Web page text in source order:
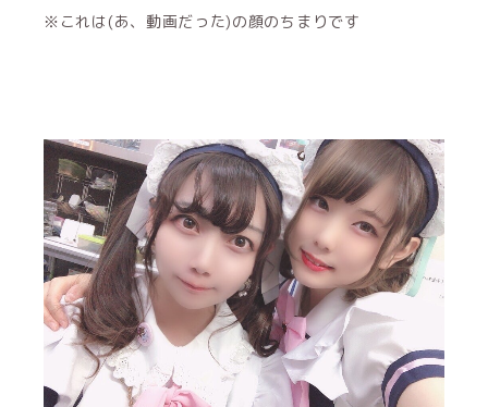
※これは(あ、動画だった)の顔のちまりです